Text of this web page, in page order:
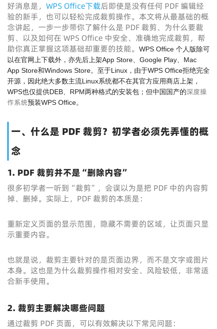
好消息是， WPS Office下载后即使是没有任何 PDF 编辑经
验的新手，也可以轻松完成裁剪操作。本文将从最基础的概
念讲起，一步一步带你了解什么是 PDF 裁剪、为什么要裁
剪、以及如何在 WPS Office 中安全、准确地完成裁剪，帮
助你真正掌握这项基础却重要的技能。
WPS Office 个人版除可
以在官网上下载外，亦先后上架App Store、Google Play、Mac
App Store和Windows Store。至于Linux，由于WPS Office拒绝完全
开源，因此绝大多数主流Linux系统都不在其官方应用商店上架，
WPS也仅提供DEB、RPM两种格式的安装包；但中国国产的深度操
作系统预装WPS Office。
一、什么是 PDF 裁剪？初学者必须先弄懂的概
念
1. PDF 裁剪并不是“删除内容”
很多初学者一听到“裁剪”，会误以为是把 PDF 中的内容剪
掉、删掉。实际上，PDF 裁剪的本质是：
重新定义页面的显示范围，隐藏不需要的区域，让页面只显
示重要内容。
也就是说，裁剪主要针对的是页面边界，而不是文字或图片
本身。这也是为什么裁剪操作相对安全、风险较低，非常适
合新手使用。
2. 裁剪主要解决哪些问题
通过裁剪 PDF 页面，可以有效解决以下常见问题：